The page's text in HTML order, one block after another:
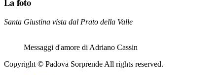
Santa Giustina vista dal Prato della Valle
Messaggi d'amore di Adriano Cassin
Copyright © Padova Sorprende All rights reserved.